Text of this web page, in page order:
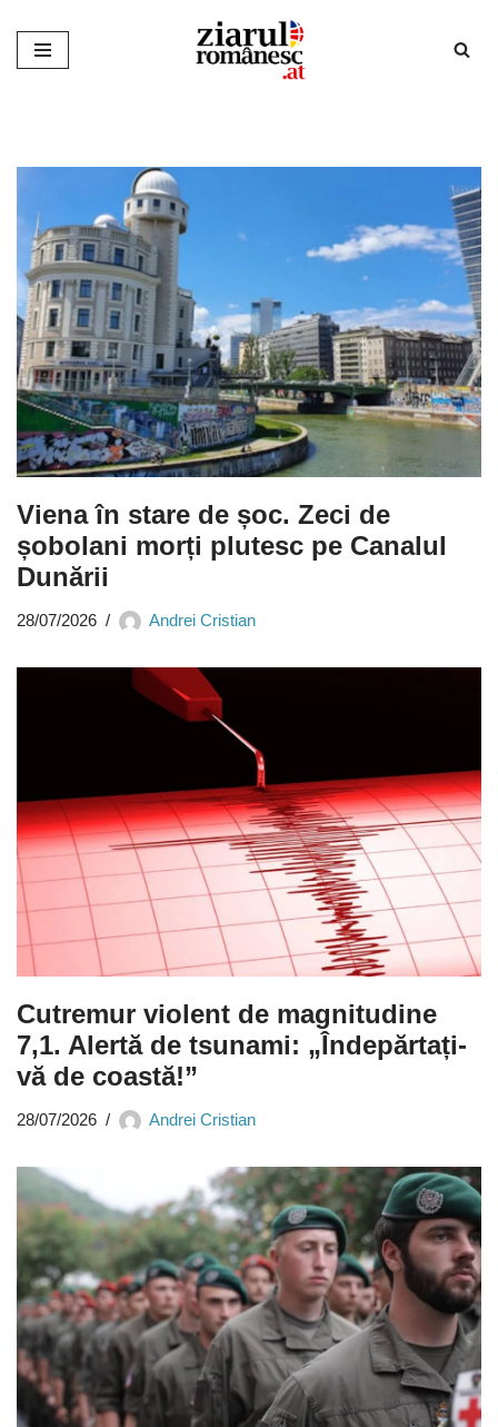
Sari
Viena în stare de șoc. Zeci de
șobolani morți plutesc pe Canalul
Dunării
28/07/2026 Andrei Cristian
Cutremur violent de magnitudine
7,1. Alertă de tsunami: „Îndepărtați-
vă de coastă!”
28/07/2026 Andrei Cristian